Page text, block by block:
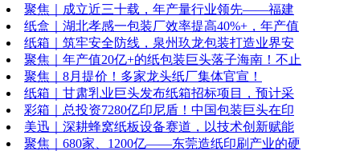
聚焦｜成立近三十载，年产量行业领先——福建
纸盒｜湖北孝感一包装厂效率提高40%+，年产值
纸箱｜筑牢安全防线，泉州玖龙包装打造业界安
聚焦｜年产值20亿+的纸包装巨头落子海南！不止
聚焦｜8月提价！多家龙头纸厂集体官宣！
纸箱｜甘肃乳业巨头发布纸箱招标项目，预计采
彩箱｜总投资7280亿印尼盾！中国包装巨头在印
美迅｜深耕蜂窝纸板设备赛道，以技术创新赋能
聚焦｜680家、1200亿——东莞造纸印刷产业的硬